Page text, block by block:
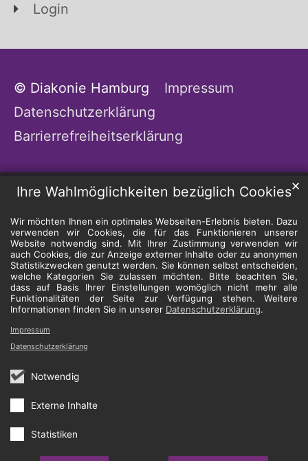
Ihre Wahlmöglichkeiten bezüglich Cookies
Wir möchten Ihnen ein optimales Webseiten-Erlebnis bieten. Dazu
verwenden wir Cookies, die für das Funktionieren unserer
Website notwendig sind. Mit Ihrer Zustimmung verwenden wir
auch Cookies, die zur Anzeige externer Inhalte oder zu anonymen
Statistikzwecken genutzt werden. Sie können selbst entscheiden,
welche Kategorien Sie zulassen möchten. Bitte beachten Sie,
dass auf Basis Ihrer Einstellungen womöglich nicht mehr alle
Funktionalitäten der Seite zur Verfügung stehen. Weitere
Informationen finden Sie in unserer Datenschutzerklärung.
Notwendig
Externe Inhalte
Statistiken
✕
Impressum
Datenschutzerklärung
Login
© Diakonie Hamburg
Impressum
Datenschutzerklärung
Barrierrefreiheitserklärung